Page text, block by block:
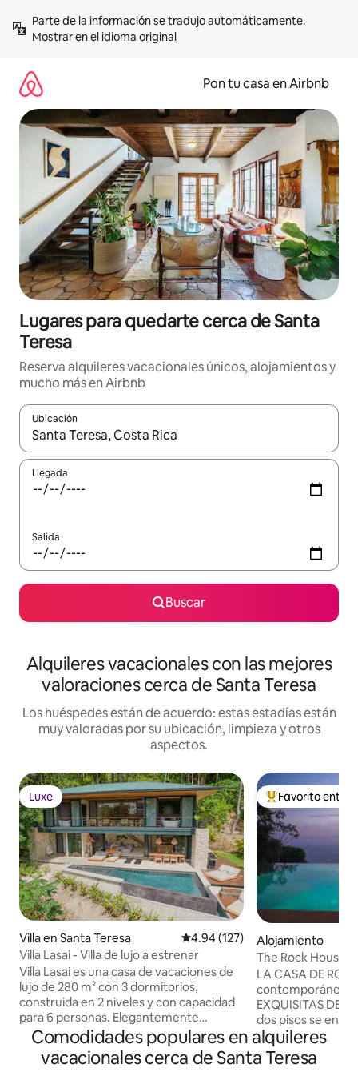
contenidoMostrar en el idioma original
Pon tu casa en Airbnb
Lugares para quedarte cerca de Santa
Teresa
Reserva alquileres vacacionales únicos, alojamientos y
mucho más en Airbnb
Ubicación
Cuando los resultados estén disponibles, navega con las
Llegada
Salida
Buscar
Alquileres vacacionales con las mejores
valoraciones cerca de Santa Teresa
Los huéspedes están de acuerdo: estas estadías están
muy valoradas por su ubicación, limpieza y otros
aspectos.
Luxe
Luxe
Villa en Santa Teresa Calificación promedio: 4.94 de
4.94 (127)
Villa Lasai - Villa de lujo a estrenar
Villa Lasai es una casa de vacaciones de
lujo de 280 m² con 3 dormitorios,
construida en 2 niveles y con capacidad
para 6 personas. Elegantemente
construida con una gran mezcla de
arquitectura tropical, diseñada con
materiales como hormigón pulido
Favorito entre
Favorito entre
Alojamiento
The Rock House:
infinita privada
LA CASA DE
contemporáneo
EXQUISITAS DEL
dos pisos se
propiedad de 3
rodeada por la
telón de fondo
Comodidades populares en alquileres
vacacionales cerca de Santa Teresa